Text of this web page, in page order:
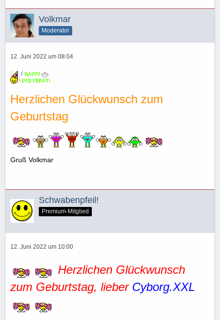
Volkmar
Moderator
12. Juni 2022 um 08:04
Herzlichen Glückwunsch zum
Geburtstag
Gruß Volkmar
Schwabenpfeil!
Premium-Mitglied
12. Juni 2022 um 10:00
Herzlichen Glückwunsch
zum Geburtstag, lieber Cyborg.XXL